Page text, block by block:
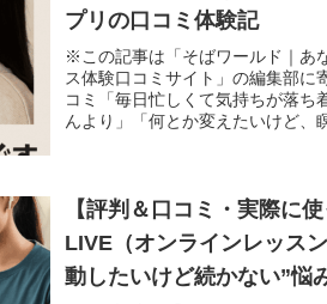
プリの口コミ体験記
※この記事は「そばワールド｜あ
ス体験口コミサイト」の編集部に
コミ「毎日忙しくて気持ちが落ち
んより」「何とか変えたいけど、
【評判＆口コミ・実際に
LIVE（オンラインレッス
動したいけど続かない”悩